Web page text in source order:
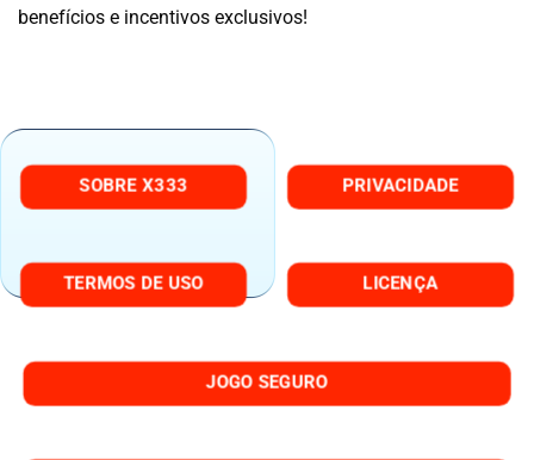
benefícios e incentivos exclusivos!
SOBRE X333 PRIVACIDADE
TERMOS DE USO LICENÇA
JOGO SEGURO